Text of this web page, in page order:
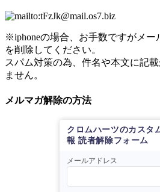
※iphoneの場合、お手数ですがメー
を削除してください。
スパム対策の為、件名や本文に記
ません。
メルマガ解除の方法
クロムハーツのカスタ
報 読者解除フォーム
メールアドレス